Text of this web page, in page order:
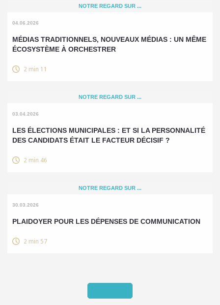
NOTRE REGARD SUR ...
04.06.2026
MÉDIAS TRADITIONNELS, NOUVEAUX MÉDIAS : UN MÊME
ÉCOSYSTÈME À ORCHESTRER
2 min 11
NOTRE REGARD SUR ...
03.04.2026
LES ÉLECTIONS MUNICIPALES : ET SI LA PERSONNALITÉ
DES CANDIDATS ÉTAIT LE FACTEUR DÉCISIF ?
2 min 46
NOTRE REGARD SUR ...
30.03.2026
PLAIDOYER POUR LES DÉPENSES DE COMMUNICATION
2 min 57